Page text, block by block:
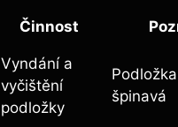
Činnost
Vyndání a
vyčištění
podložky
špinavá